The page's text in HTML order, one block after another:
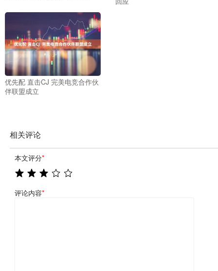
优先配 直击CJ 完美电竞合作伙
伴联盟成立
相关评论
本文评分*
评论内容*